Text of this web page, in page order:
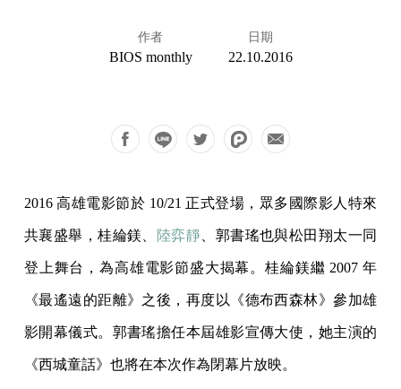
作者
BIOS monthly
日期
22.10.2016
2016 高雄電影節於 10/21 正式登場，眾多國際影人特來
共襄盛舉，桂綸鎂、 陸弈靜 、郭書瑤也與松田翔太一同
登上舞台，為高雄電影節盛大揭幕。桂綸鎂繼 2007 年
《最遙遠的距離》之後，再度以《德布西森林》參加雄
影開幕儀式。郭書瑤擔任本屆雄影宣傳大使，她主演的
《西城童話》也將在本次作為閉幕片放映。